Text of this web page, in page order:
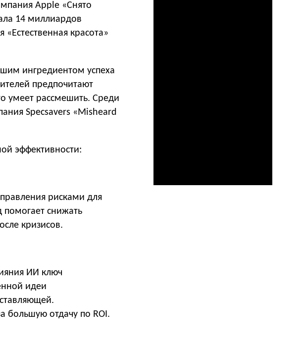
Apple «Снято
14 миллиардов
красота»
ингредиентом успеха
предпочитают
умеет рассмешить. Среди
Specsavers «Misheard
эффективности:
рисками для
помогает снижать
кризисов.
ИИ ключ
идеи
большую отдачу по ROI.